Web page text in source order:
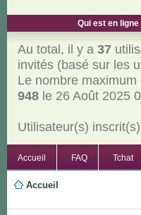
Qui est en ligne
Au total, il y a 37
invités (basé sur les
Le nombre
948le 26 Août 2025
Utilisateur(s)
Accueil FAQ Tchat
Accueil